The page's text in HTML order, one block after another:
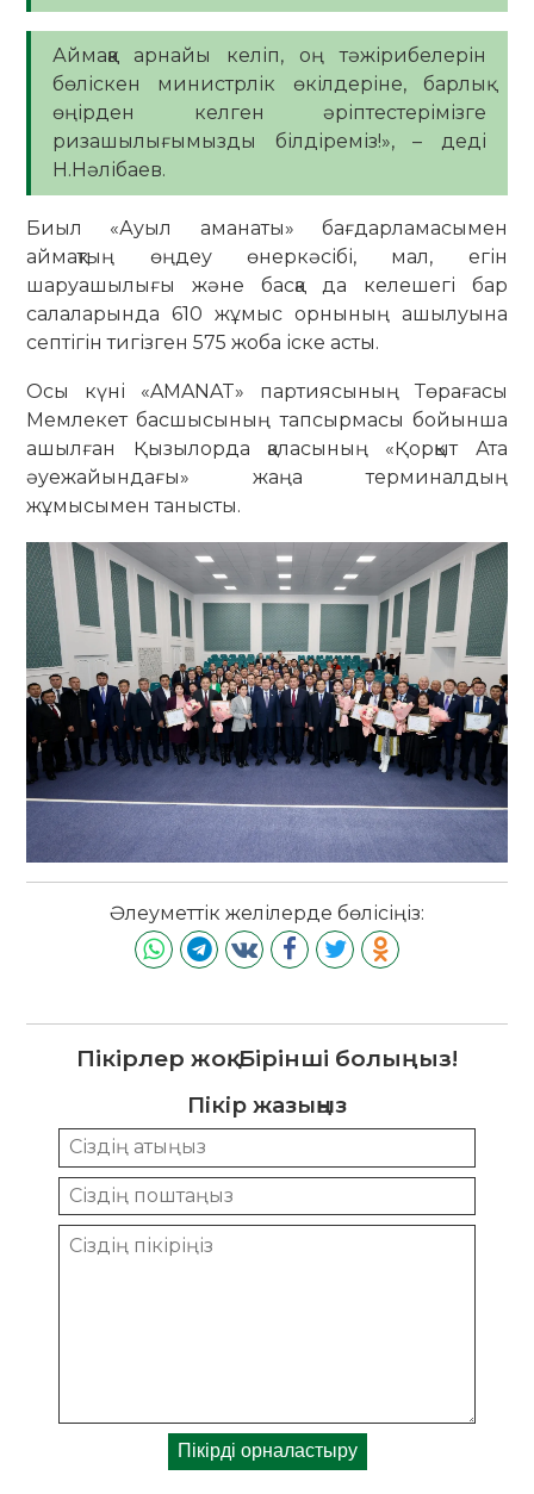
Аймаққа арнайы келіп, оң тәжірибелерін
бөліскен министрлік өкілдеріне, барлық
өңірден келген әріптестерімізге
ризашылығымызды білдіреміз!», – деді
Н.Нәлібаев.
Биыл «Ауыл аманаты» бағдарламасымен
аймақтың өңдеу өнеркәсібі, мал, егін
шаруашылығы және басқа да келешегі бар
салаларында 610 жұмыс орнының ашылуына
септігін тигізген 575 жоба іске асты.
Осы күні «AMANAT» партиясының Төрағасы
Мемлекет басшысының тапсырмасы бойынша
ашылған Қызылорда қаласының «Қорқыт Ата
әуежайындағы» жаңа терминалдың
жұмысымен танысты.
Әлеуметтік желілерде бөлісіңіз:
Пікірлер жоқ. Бірінші болыңыз!
Пікір жазыңыз